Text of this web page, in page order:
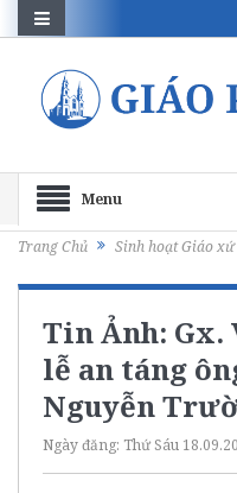
Menu
Trang Chủ Sinh hoạt Giáo xứ
Tin Ảnh: Gx.
lễ an táng
Nguyễn
Ngày đăng: Thứ Sáu